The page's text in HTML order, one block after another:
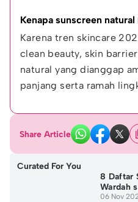
Kenapa sunscreen
Karena tren skincare
clean beauty, skin
natural yang dianggap
panjang serta ramah
Share Article
Curated For You
8 Daftar
Wardah
06 Nov